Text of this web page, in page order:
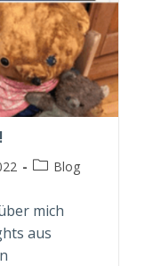
Beitrags-
Blog
mich
aus